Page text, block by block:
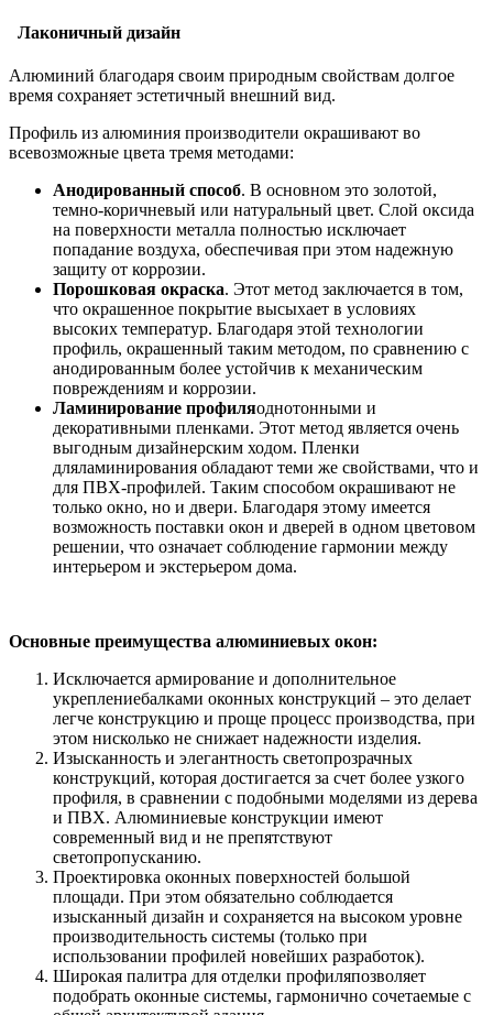
Лаконичный дизайн
Алюминий благодаря своим природным свойствам долгое
время сохраняет эстетичный внешний вид.
Профиль из алюминия производители окрашивают во
всевозможные цвета тремя методами:
Анодированный способ. В основном это золотой,
темно-коричневый или натуральный цвет. Слой оксида
на поверхности металла полностью исключает
попадание воздуха, обеспечивая при этом надежную
защиту от коррозии.
Порошковая окраска. Этот метод заключается в том,
что окрашенное покрытие высыхает в условиях
высоких температур. Благодаря этой технологии
профиль, окрашенный таким методом, по сравнению с
анодированным более устойчив к механическим
повреждениям и коррозии.
Ламинирование профиляоднотонными и
декоративными пленками. Этот метод является очень
выгодным дизайнерским ходом. Пленки
дляламинирования обладают теми же свойствами, что и
для ПВХ-профилей. Таким способом окрашивают не
только окно, но и двери. Благодаря этому имеется
возможность поставки окон и дверей в одном цветовом
решении, что означает соблюдение гармонии между
интерьером и экстерьером дома.
Основные преимущества алюминиевых окон:
Исключается армирование и дополнительное
укреплениебалками оконных конструкций – это делает
легче конструкцию и проще процесс производства, при
этом нисколько не снижает надежности изделия.
Изысканность и элегантность светопрозрачных
конструкций, которая достигается за счет более узкого
профиля, в сравнении с подобными моделями из дерева
и ПВХ. Алюминиевые конструкции имеют
современный вид и не препятствуют
светопропусканию.
Проектировка оконных поверхностей большой
площади. При этом обязательно соблюдается
изысканный дизайн и сохраняется на высоком уровне
производительность системы (только при
использовании профилей новейших разработок).
Широкая палитра для отделки профиляпозволяет
подобрать оконные системы, гармонично сочетаемые с